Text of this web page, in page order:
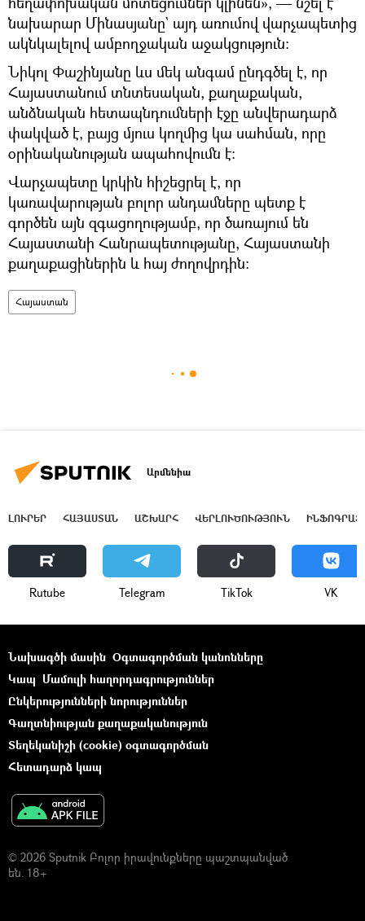
նախարար Մինասյանը` այդ առումով վարչապետից
ակնկալելով ամբողջական աջակցություն։
Նիկոլ Փաշինյանը ևս մեկ անգամ ընդգծել է, որ
Հայաստանում տնտեսական, քաղաքական,
անձնական հետապնդումների էջը անվերադարձ
փակված է, բայց մյուս կողմից կա սահման, որը
օրինականության ապահովումն է։
Վարչապետը կրկին հիշեցրել է, որ
կառավարության բոլոր անդամները պետք է
գործեն այն զգացողությամբ, որ ծառայում են
Հայաստանի Հանրապետությանը, Հայաստանի
քաղաքացիներին և հայ ժողովրդին։
Հայաստան
Արմենիա
ԼՈՒՐԵՐ ՀԱՅԱՍՏԱՆ ԱՇԽԱՐՀ ՎԵՐԼՈՒԾՈՒԹՅՈՒՆ
Rutube Telegram ТikТоk VK
Նախագծի մասին Օգտագործման կանոնները
Կապ Մամուլի հաղորդագրություններ
Ընկերությունների նորություններ
Գաղտնիության քաղաքականություն
Տեղեկանիշի (cookie) օգտագործման
Հետադարձ կապ
© 2026 Sputnik Բոլոր իրավունքները պաշտպանված
են. 18+